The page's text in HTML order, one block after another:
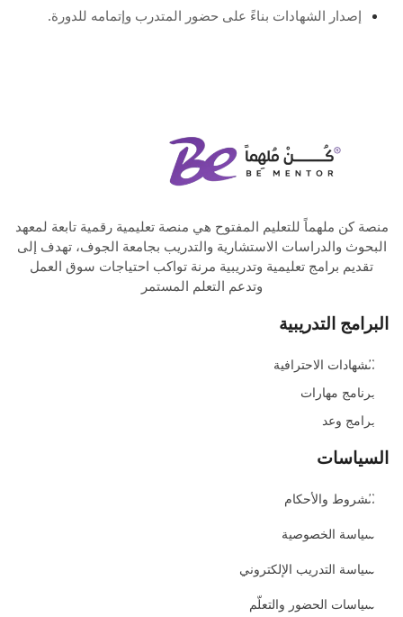
إصدار الشهادات بناءً على حضور المتدرب وإتمامه للدورة.
منصة كن ملهماً للتعليم المفتوح هي منصة تعليمية رقمية تابعة لمعهد
البحوث والدراسات الاستشارية والتدريب بجامعة الجوف، تهدف إلى
تقديم برامج تعليمية وتدريبية مرنة تواكب احتياجات سوق العمل
وتدعم التعلم المستمر
البرامج التدريبية
الشهادات الاحترافية
برنامج مهارات
برامج وعد
السياسات
الشروط والأحكام
سياسة الخصوصية
سياسة التدريب الإلكتروني
سياسات الحضور والتعلّم